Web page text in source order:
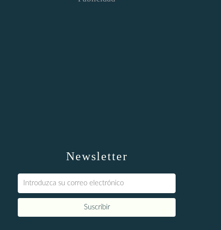
Newsletter